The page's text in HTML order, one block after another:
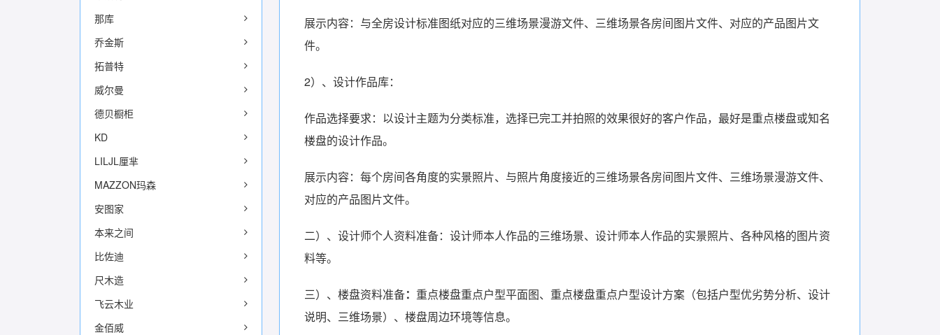
那库
乔金斯
拓普特
威尔曼
德贝橱柜
KD
LILJL厘芈
MAZZON玛森
安图家
本来之间
比佐迪
尺木造
飞云木业
金佰威
展示内容：与全房设计标准图纸对应的三维场景漫游文件、三维场景各房间图片文件、对应的产品图片文
件。
2）、设计作品库：
作品选择要求：以设计主题为分类标准，选择已完工并拍照的效果很好的客户作品，最好是重点楼盘或知名
楼盘的设计作品。
展示内容：每个房间各角度的实景照片、与照片角度接近的三维场景各房间图片文件、三维场景漫游文件、
对应的产品图片文件。
二）、设计师个人资料准备：设计师本人作品的三维场景、设计师本人作品的实景照片、各种风格的图片资
料等。
三）、楼盘资料准备： 重点楼盘重点户型平面图、重点楼盘重点户型设计方案（包括户型优劣势分析、设计
说明、三维场景）、楼盘周边环境等信息。